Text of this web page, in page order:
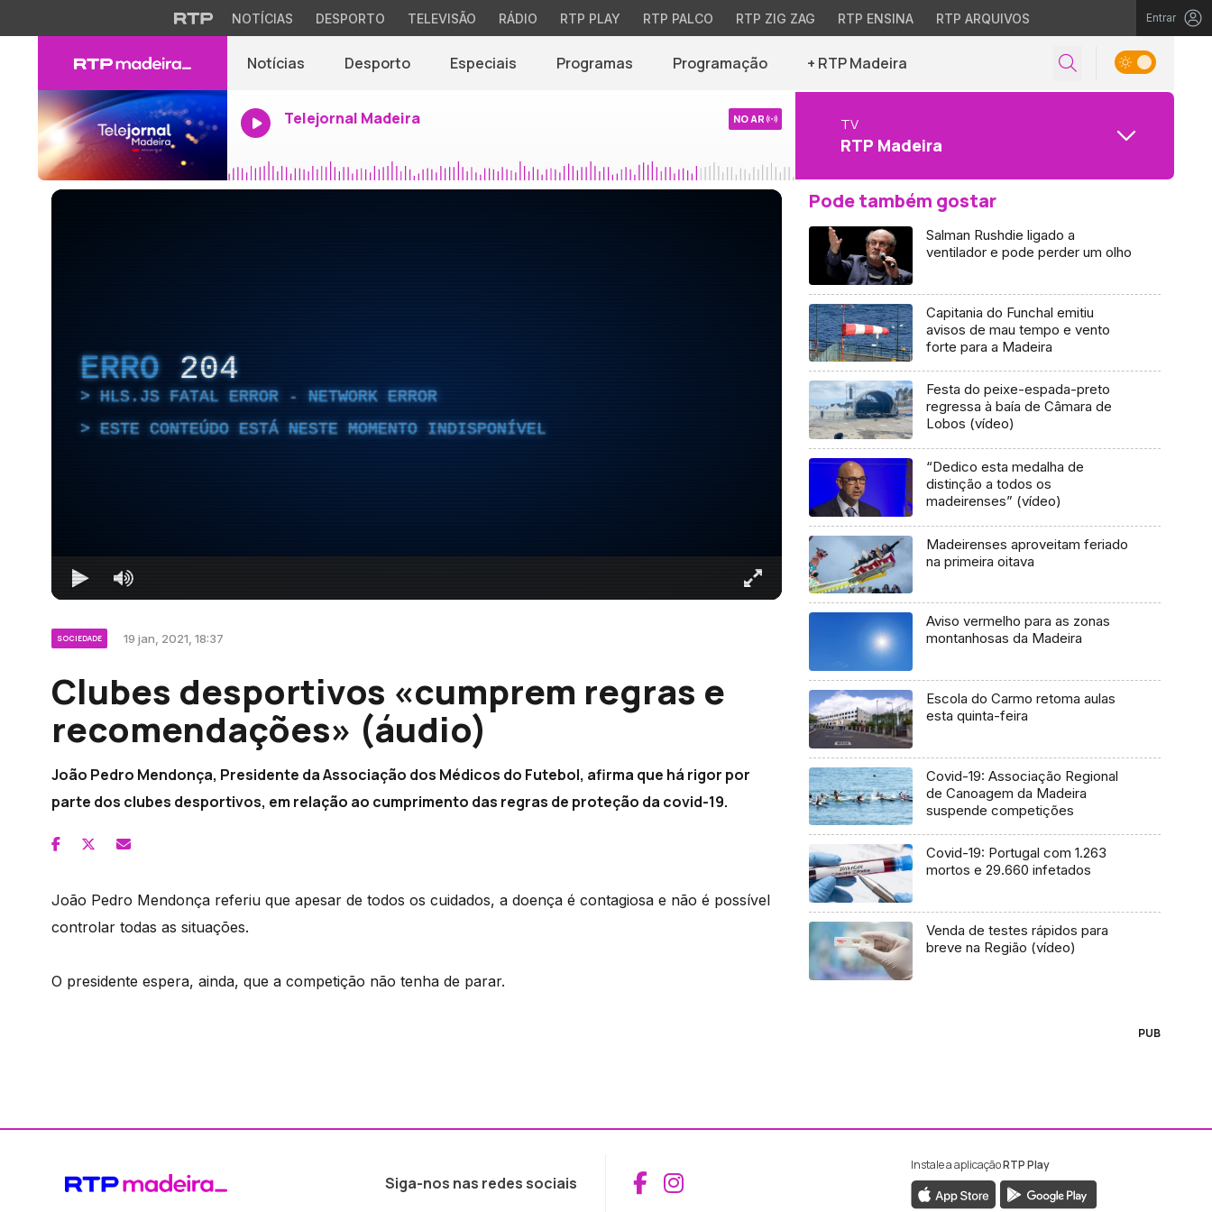
NOTÍCIAS DESPORTO TELEVISÃO RÁDIO RTP PLAY RTP PALCO RTP ZIG ZAG RTP ENSINA RTP ARQUIVOS Entrar
Notícias Desporto Especiais Programas Programação + RTP Madeira
Telejornal Madeira NO AR TV
RTP Madeira
ERRO 204
HLS.JS FATAL ERROR - NETWORK ERROR
ESTE CONTEÚDO ESTÁ NESTE MOMENTO INDISPONÍVEL
SOCIEDADE 19 jan, 2021, 18:37
Clubes desportivos «cumprem regras e
recomendações» (áudio)
João Pedro Mendonça, Presidente da Associação dos Médicos do Futebol, afirma que há rigor por
parte dos clubes desportivos, em relação ao cumprimento das regras de proteção da covid-19.
João Pedro Mendonça referiu que apesar de todos os cuidados, a doença é contagiosa e não é possível
controlar todas as situações.
O presidente espera, ainda, que a competição não tenha de parar.
Pode também gostar
Salman Rushdie ligado a
ventilador e pode perder um olho
Capitania do Funchal emitiu
avisos de mau tempo e vento
forte para a Madeira
Festa do peixe-espada-preto
regressa à baía de Câmara de
Lobos (vídeo)
“Dedico esta medalha de
distinção a todos os
madeirenses” (vídeo)
Madeirenses aproveitam feriado
na primeira oitava
Aviso vermelho para as zonas
montanhosas da Madeira
Escola do Carmo retoma aulas
esta quinta-feira
Covid-19: Associação Regional
de Canoagem da Madeira
suspende competições
Covid-19: Portugal com 1.263
mortos e 29.660 infetados
Venda de testes rápidos para
breve na Região (vídeo)
PUB
Siga-nos nas redes sociais Aceder ao Facebook da RTP Madeira
Aceder ao Instagram da RTP Madeira
Instale a aplicaçãoRTP Play